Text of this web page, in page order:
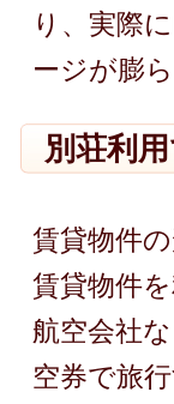
り、実際
ージが膨
別荘利
賃貸物件
賃貸物件
航空会社
空券で旅